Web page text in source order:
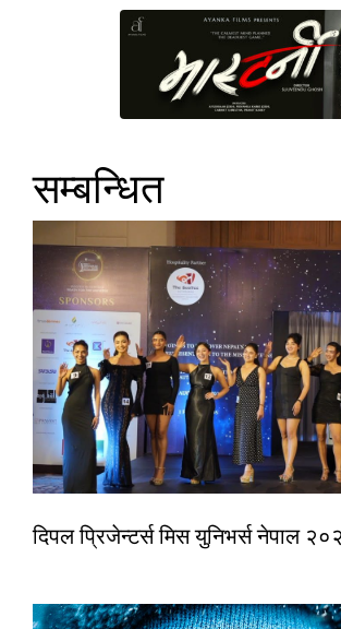
सम्बन्धित
दिपल प्रिजेन्टर्स मिस युनिभर्स नेपाल